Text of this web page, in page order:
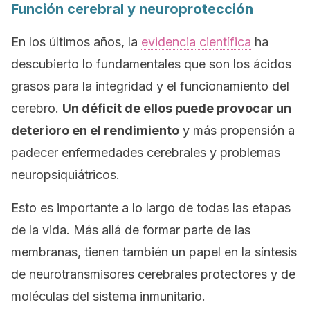
Función cerebral y neuroprotección
En los últimos años, la evidencia científica ha
descubierto lo fundamentales que son los ácidos
grasos para la integridad y el funcionamiento del
cerebro. Un déficit de ellos puede provocar un
deterioro en el rendimiento y más propensión a
padecer enfermedades cerebrales y problemas
neuropsiquiátricos.
Esto es importante a lo largo de todas las etapas
de la vida. Más allá de formar parte de las
membranas, tienen también un papel en la síntesis
de neurotransmisores cerebrales protectores y de
moléculas del sistema inmunitario.